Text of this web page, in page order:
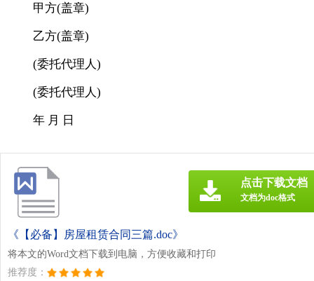
甲方(盖章)
乙方(盖章)
(委托代理人)
(委托代理人)
年 月 日
《【必备】房屋租赁合同三篇.doc》
将本文的Word文档下载到电脑，方便收藏和打印
推荐度：
点击下载文档
文档为doc格式